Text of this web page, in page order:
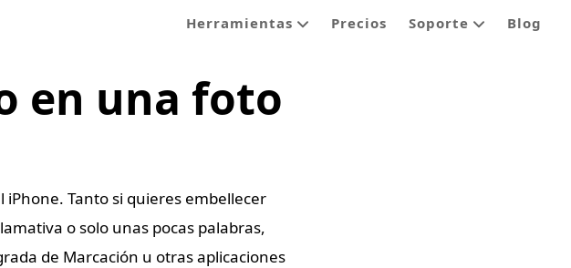
Herramientas Precios Soporte Blog
en una foto
iPhone. Tanto si quieres embellecer
o solo unas pocas palabras,
de Marcación u otras aplicaciones